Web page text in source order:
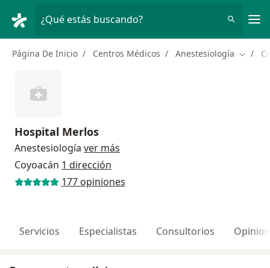
¿Qué estás buscando?
Página De Inicio Centros Médicos Anestesiología
Hospital Merlos
Anestesiología ver más
Coyoacán 1 dirección
177 opiniones
Servicios Especialistas Consultorios